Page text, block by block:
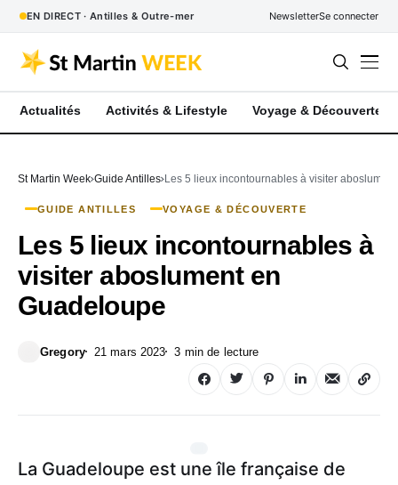
EN DIRECT · Antilles & Outre-mer NewsletterSe connecter
Actualités Activités & Lifestyle Voyage & Découverte
St Martin Week Guide Antilles Les 5 lieux incontournables à visiter
GUIDE ANTILLES VOYAGE & DÉCOUVERTE
Les 5 lieux incontournables à
visiter aboslument en
Guadeloupe
Gregory 21 mars 2023 3 min de lecture
La Guadeloupe est une île française de